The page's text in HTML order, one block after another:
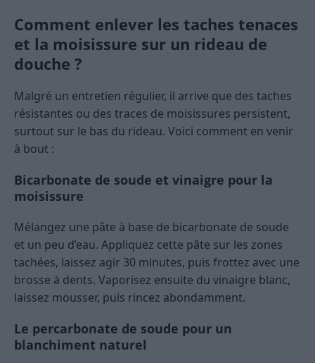
Comment enlever les taches tenaces
et la moisissure sur un rideau de
douche ?
Malgré un entretien régulier, il arrive que des taches
résistantes ou des traces de moisissures persistent,
surtout sur le bas du rideau. Voici comment en venir
à bout :
Bicarbonate de soude et vinaigre pour la
moisissure
Mélangez une pâte à base de bicarbonate de soude
et un peu d’eau. Appliquez cette pâte sur les zones
tachées, laissez agir 30 minutes, puis frottez avec une
brosse à dents. Vaporisez ensuite du vinaigre blanc,
laissez mousser, puis rincez abondamment.
Le percarbonate de soude pour un
blanchiment naturel